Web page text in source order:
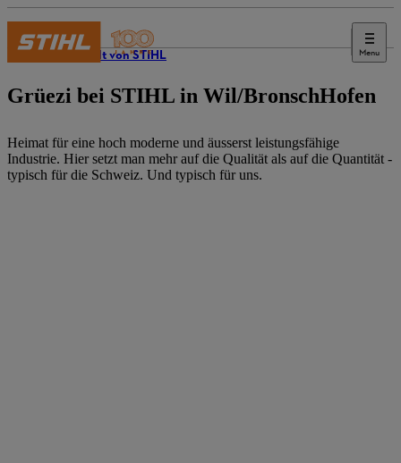
Menu
Die Welt von STIHL
Grüezi bei STIHL in Wil/BronschHofen
Heimat für eine hoch moderne und äusserst leistungsfähige
Industrie. Hier setzt man mehr auf die Qualität als auf die Quantität -
typisch für die Schweiz. Und typisch für uns.